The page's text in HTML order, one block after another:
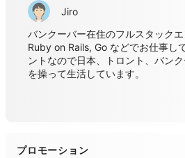
Jiro
バンクーバー在住のフルスタック
Ruby on Rails, Go などでお仕事し
ントなので日本、トロント、バン
を操って生活しています。
プロモーション